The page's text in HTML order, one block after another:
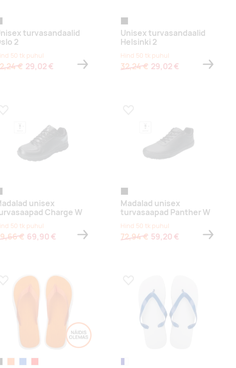
turvasandaalid
2
50 tk puhul
€ 29,02 €
Unisex turvasandaalid
Helsinki 2
Hind 50 tk puhul
32,24 € 29,02 €
unisex
Charge W
50 tk puhul
€ 69,90 €
Madalad unisex
turvasaapad Panther W
Hind 50 tk puhul
72,94 € 59,20 €
Lisa lemmikuks